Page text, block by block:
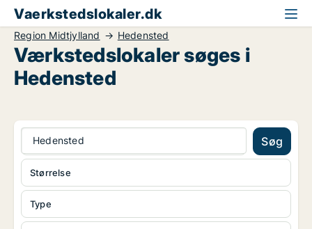
Vaerkstedslokaler.dk
Region Midtjylland Hedensted
Værkstedslokaler søges i
Hedensted
Hedensted Søg
Type
Størrelse